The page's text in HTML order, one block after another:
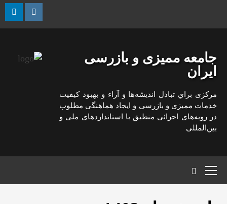
Instagram
جامعه ممیزی و بازرسی
ایران
مركزی براي تبادل انديشه‌ها و آراء و بهبود كيفيت
خدمات مميزی و بازرسی و ايجاد هماهنگی مطلوب
در رويه‌های اجرائی منطبق با استانداردهای ملی و
بين‌المللی